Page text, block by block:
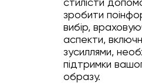
зробити
вибір,
аспекти,
зусиллями,
підтримки
образу.